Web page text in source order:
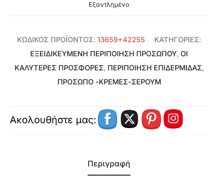
Εξαντλημένο
ΚΩΔΙΚΌΣ ΠΡΟΪΌΝΤΟΣ: 13659+42255
ΚΑΤΗΓΟΡΊΕΣ:
ΕΞΕΙΔΙΚΕΥΜΈΝΗ ΠΕΡΙΠΟΊΗΣΗ ΠΡΟΣΏΠΟΥ, ΟΙ
ΚΑΛΥΤΕΡΕΣ ΠΡΟΣΦΟΡΕΣ, ΠΕΡΙΠΟΙΗΣΗ ΕΠΙΔΕΡΜΙΔΑΣ,
ΠΡΌΣΩΠΟ -ΚΡΈΜΕΣ-ΣΈΡΟΥΜ
Ακολουθήστε μας:
Περιγραφή